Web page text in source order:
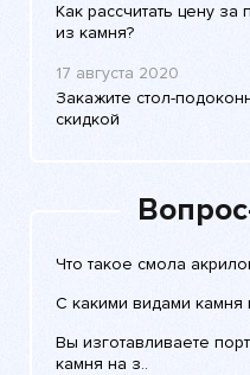
Как рассчитать цену
из камня?
17 августа 2020
Закажите стол-
скидкой
Что такое смола
С какими видами камня
Вы изготавливаете
камня на з..